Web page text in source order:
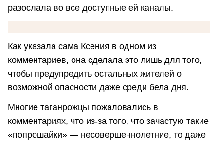
разослала во все доступные ей каналы.
Как указала сама Ксения в одном из
комментариев, она сделала это лишь для того,
чтобы предупредить остальных жителей о
возможной опасности даже среди бела дня.
Многие таганрожцы пожаловались в
комментариях, что из-за того, что зачастую такие
«попрошайки» — несовершеннолетние, то даже